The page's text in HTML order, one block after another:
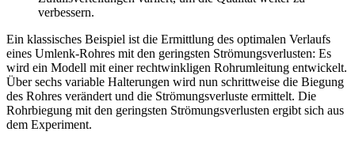
verbessern.
Ein klassisches Beispiel ist die Ermittlung des optimalen Verlaufs
eines Umlenk-Rohres mit den geringsten Strömungsverlusten: Es
wird ein Modell mit einer rechtwinkligen Rohrumleitung entwickelt.
Über sechs variable Halterungen wird nun schrittweise die Biegung
des Rohres verändert und die Strömungsverluste ermittelt. Die
Rohrbiegung mit den geringsten Strömungsverlusten ergibt sich aus
dem Experiment.